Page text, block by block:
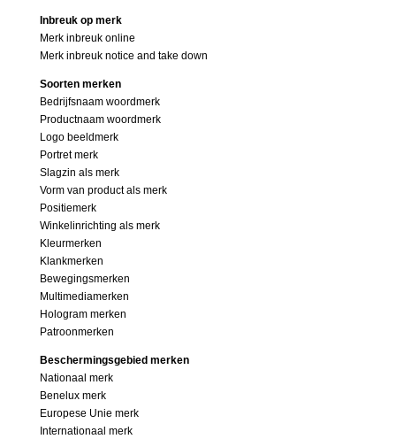
Inbreuk op merk
Merk inbreuk online
Merk inbreuk notice and take down
Soorten merken
Bedrijfsnaam woordmerk
Productnaam woordmerk
Logo beeldmerk
Portret merk
Slagzin als merk
Vorm van product als merk
Positiemerk
Winkelinrichting als merk
Kleurmerken
Klankmerken
Bewegingsmerken
Multimediamerken
Hologram merken
Patroonmerken
Beschermingsgebied merken
Nationaal merk
Benelux merk
Europese Unie merk
Internationaal merk